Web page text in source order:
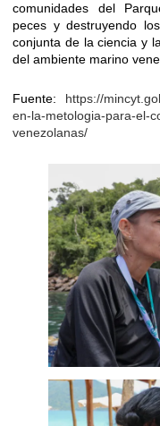
comunidades del
peces y destruyendo
conjunta de la ciencia y
del ambiente marino
Fuente: https://
en-la-metologia-para-el-
venezolanas/